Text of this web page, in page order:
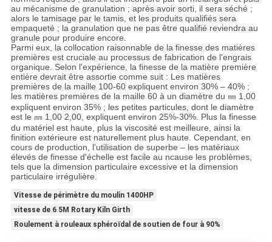
au mécanisme de granulation ; après avoir sorti, il sera séché ;
alors le tamisage par le tamis, et les produits qualifiés sera
empaqueté ; la granulation que ne pas être qualifié reviendra au
granule pour produire encore.
Parmi eux, la collocation raisonnable de la finesse des matières
premières est cruciale au processus de fabrication de l'engrais
organique. Selon l'expérience, la finesse de la matière première
entière devrait être assortie comme suit : Les matières
premières de la maille 100-60 expliquent environ 30% – 40% ;
les matières premières de la maille 60 à un diamètre du ㎜ 1,00
expliquent environ 35% ; les petites particules, dont le diamètre
est le ㎜ 1,00 2,00, expliquent environ 25%-30%. Plus la finesse
du matériel est haute, plus la viscosité est meilleure, ainsi la
finition extérieure est naturellement plus haute. Cependant, en
cours de production, l'utilisation de superbe – les matériaux
élevés de finesse d'échelle est facile au ncause les problèmes,
tels que la dimension particulaire excessive et la dimension
particulaire irrégulière.
Vitesse de périmètre du moulin 1400HP
vitesse de 6 5M Rotary Kiln Girth
Roulement à rouleaux sphéroïdal de soutien de four à 90%